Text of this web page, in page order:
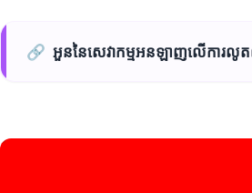
🔗 អួននៃសេវាកម្មអនឡាញលើការលូ